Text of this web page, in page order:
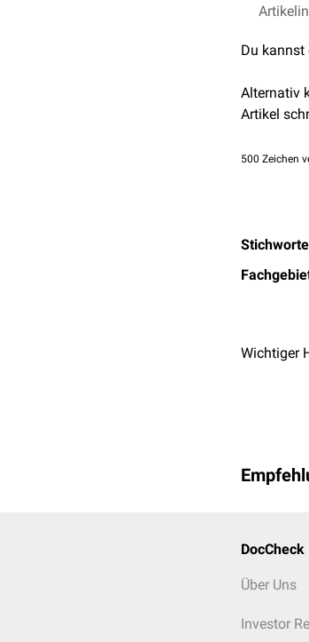
Für seine
Gerty Cori.
in die
Ehrungen
Die
Gerty
Du kannst
Alternativ
Artikel
500 Zeichen
Wichtiger
DocCheck
Über Uns
Investor